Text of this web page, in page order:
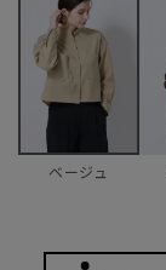
ベージュ